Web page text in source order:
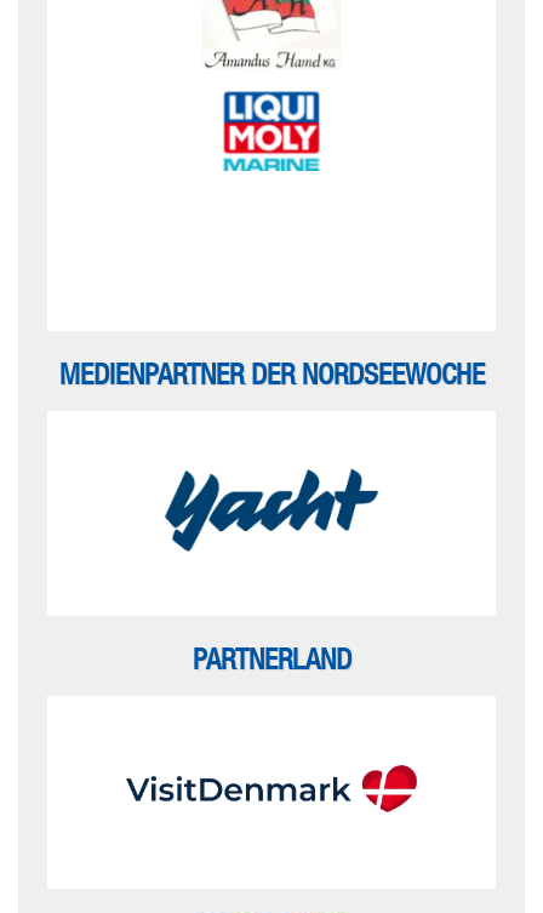
MEDIENPARTNER DER NORDSEEWOCHE
PARTNERLAND